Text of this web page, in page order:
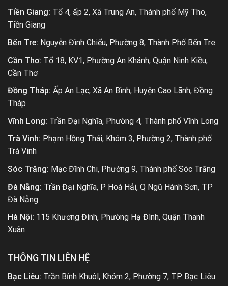
Tiền Giang: Tổ 4, ấp 2, Xã Trung An, Thành phố Mỹ Tho,
Tiền Giang
Bến Tre: Nguyễn Đình Chiểu, Phường 8, Thành Phố Bến Tre
Cần Thơ: Tổ 18, KV1, Phường An Khánh, Quận Ninh Kiều,
Cần Thơ
Đồng Tháp: Ấp An Lạc, Xã An Bình, Huyện Cao Lãnh, Đồng
Tháp
Vĩnh Long: Trần Đại Nghĩa, Phường 4, Thành phố Vĩnh Long
Trà Vinh: Phạm Hồng Thái, Khóm 3, Phường 2, Thành phố
Trà Vinh
Sóc Trăng: Mạc Đĩnh Chi, Phường 9, Thành phố Sóc Trăng
Đà Nẵng: Trần Đại Nghĩa, P Hoà Hải, Q Ngũ Hành Sơn, TP
Đà Nẵng
Hà Nội: 115 Khương Đình, Phường Hạ Đình, Quận Thanh
Xuân
THÔNG TIN LIÊN HỆ
Bạc Liêu: Trần Bỉnh Khuôl, Khóm 2, Phường 7, TP Bạc Liêu